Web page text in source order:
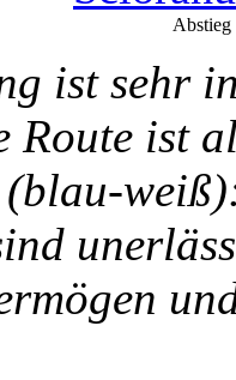
Abstieg
ist sehr
Route ist
(blau-